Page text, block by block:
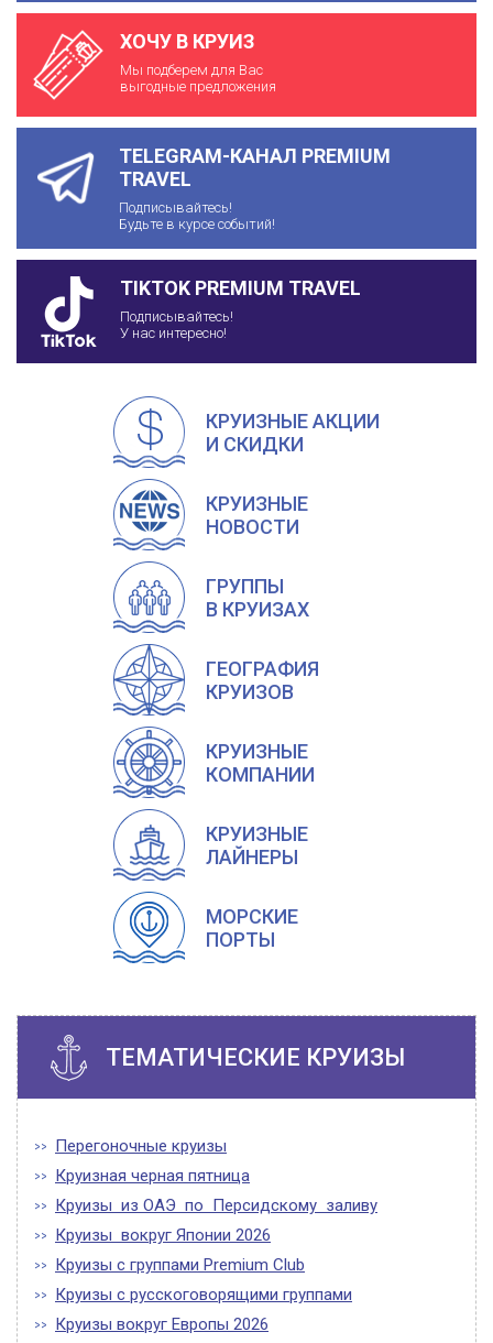
ХОЧУ В КРУИЗ
Мы подберем для Вас
выгодные предложения
TELEGRAM-КАНАЛ PREMIUM
TRAVEL
Подписывайтесь!
Будьте в курсе событий!
TIKTOK PREMIUM TRAVEL
Подписывайтесь!
У нас интересно!
КРУИЗНЫЕ АКЦИИ
И СКИДКИ
КРУИЗНЫЕ
НОВОСТИ
ГРУППЫ
В КРУИЗАХ
ГЕОГРАФИЯ
КРУИЗОВ
КРУИЗНЫЕ
КОМПАНИИ
КРУИЗНЫЕ
ЛАЙНЕРЫ
МОРСКИЕ
ПОРТЫ
ТЕМАТИЧЕСКИЕ КРУИЗЫ
Перегоночные круизы
Круизная черная пятница
Круизы из ОАЭ по Персидскому заливу
Круизы вокруг Японии 2026
Круизы с группами Premium Club
Круизы с русскоговорящими группами
Круизы вокруг Европы 2026